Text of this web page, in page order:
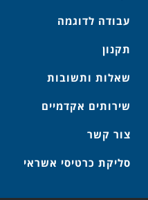
עבודה לדוגמה
תקנון
שאלות ותשובות
שירותים אקדמיים
צור קשר
סליקת כרטיסי אשראי